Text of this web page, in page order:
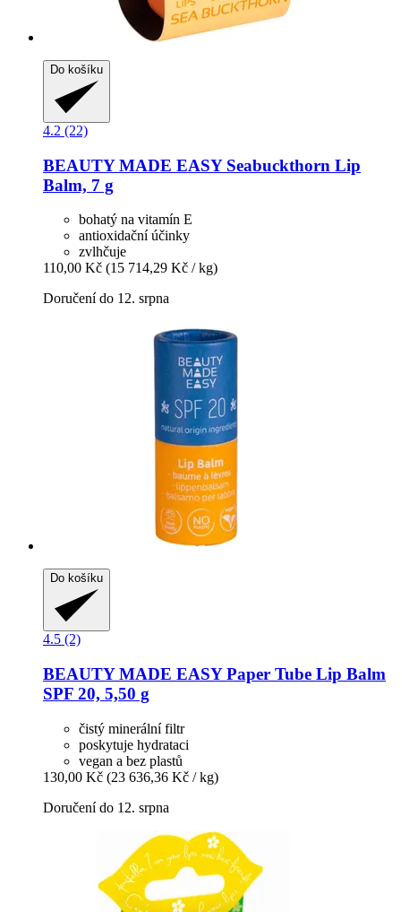
Do košíku
4.2 (22)
BEAUTY MADE EASYSeabuckthorn Lip
Balm, 7 g
bohatý na vitamín E
antioxidační účinky
zvlhčuje
110,00 Kč (15 714,29 Kč / kg)
Doručení do 12. srpna
Do košíku
4.5 (2)
BEAUTY MADE EASYPaper Tube Lip Balm
SPF 20, 5,50 g
čistý minerální filtr
poskytuje hydrataci
vegan a bez plastů
130,00 Kč (23 636,36 Kč / kg)
Doručení do 12. srpna